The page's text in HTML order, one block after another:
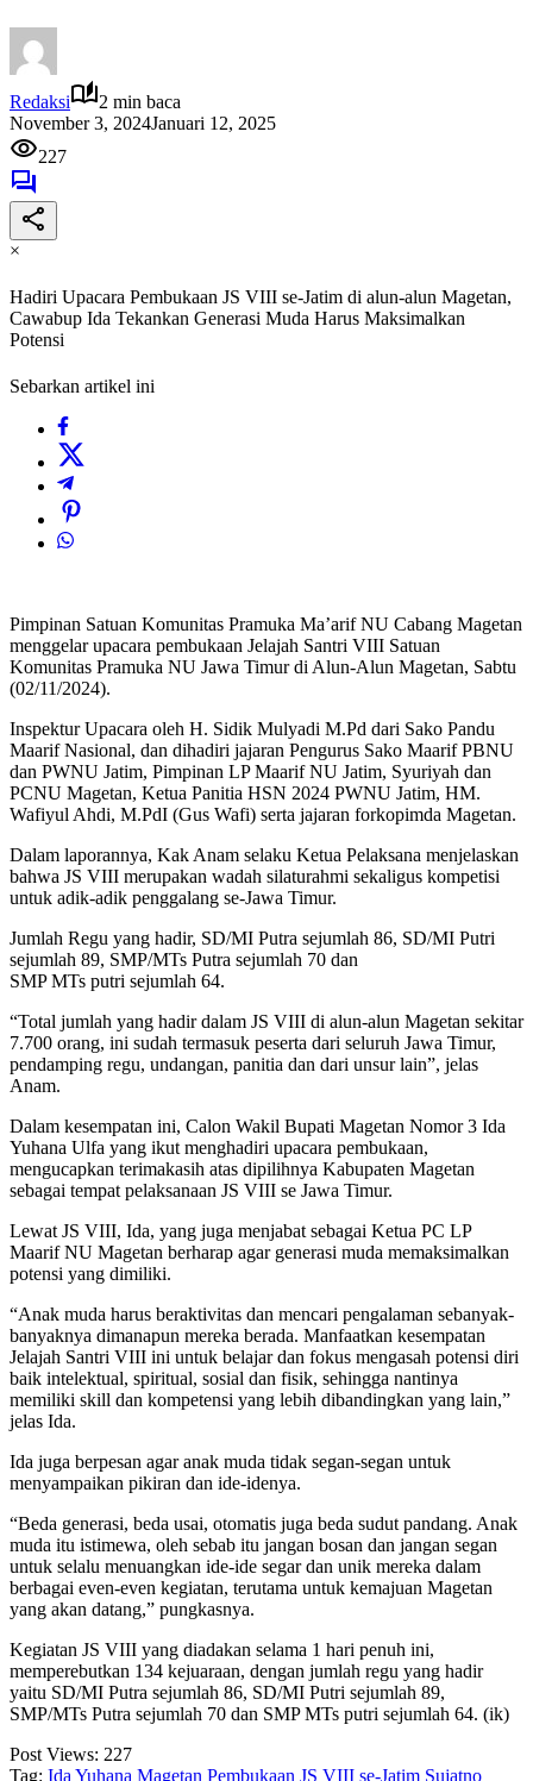
Redaksi
2 min baca
November 3, 2024Januari 12, 2025
227
×
Hadiri Upacara Pembukaan JS VIII se-Jatim di alun-alun Magetan,
Cawabup Ida Tekankan Generasi Muda Harus Maksimalkan
Potensi
Sebarkan artikel ini
Pimpinan Satuan Komunitas Pramuka Ma’arif NU Cabang Magetan
menggelar upacara pembukaan Jelajah Santri VIII Satuan
Komunitas Pramuka NU Jawa Timur di Alun-Alun Magetan, Sabtu
(02/11/2024).
Inspektur Upacara oleh H. Sidik Mulyadi M.Pd dari Sako Pandu
Maarif Nasional, dan dihadiri jajaran Pengurus Sako Maarif PBNU
dan PWNU Jatim, Pimpinan LP Maarif NU Jatim, Syuriyah dan
PCNU Magetan, Ketua Panitia HSN 2024 PWNU Jatim, HM.
Wafiyul Ahdi, M.PdI (Gus Wafi) serta jajaran forkopimda Magetan.
Dalam laporannya, Kak Anam selaku Ketua Pelaksana menjelaskan
bahwa JS VIII merupakan wadah silaturahmi sekaligus kompetisi
untuk adik-adik penggalang se-Jawa Timur.
Jumlah Regu yang hadir, SD/MI Putra sejumlah 86, SD/MI Putri
sejumlah 89, SMP/MTs Putra sejumlah 70 dan
SMP MTs putri sejumlah 64.
“Total jumlah yang hadir dalam JS VIII di alun-alun Magetan sekitar
7.700 orang, ini sudah termasuk peserta dari seluruh Jawa Timur,
pendamping regu, undangan, panitia dan dari unsur lain”, jelas
Anam.
Dalam kesempatan ini, Calon Wakil Bupati Magetan Nomor 3 Ida
Yuhana Ulfa yang ikut menghadiri upacara pembukaan,
mengucapkan terimakasih atas dipilihnya Kabupaten Magetan
sebagai tempat pelaksanaan JS VIII se Jawa Timur.
Lewat JS VIII, Ida, yang juga menjabat sebagai Ketua PC LP
Maarif NU Magetan berharap agar generasi muda memaksimalkan
potensi yang dimiliki.
“Anak muda harus beraktivitas dan mencari pengalaman sebanyak-
banyaknya dimanapun mereka berada. Manfaatkan kesempatan
Jelajah Santri VIII ini untuk belajar dan fokus mengasah potensi diri
baik intelektual, spiritual, sosial dan fisik, sehingga nantinya
memiliki skill dan kompetensi yang lebih dibandingkan yang lain,”
jelas Ida.
Ida juga berpesan agar anak muda tidak segan-segan untuk
menyampaikan pikiran dan ide-idenya.
“Beda generasi, beda usai, otomatis juga beda sudut pandang. Anak
muda itu istimewa, oleh sebab itu jangan bosan dan jangan segan
untuk selalu menuangkan ide-ide segar dan unik mereka dalam
berbagai even-even kegiatan, terutama untuk kemajuan Magetan
yang akan datang,” pungkasnya.
Kegiatan JS VIII yang diadakan selama 1 hari penuh ini,
memperebutkan 134 kejuaraan, dengan jumlah regu yang hadir
yaitu SD/MI Putra sejumlah 86, SD/MI Putri sejumlah 89,
SMP/MTs Putra sejumlah 70 dan SMP MTs putri sejumlah 64. (ik)
Post Views: 227
Tag: Ida Yuhana Magetan Pembukaan JS VIII se-Jatim Sujatno